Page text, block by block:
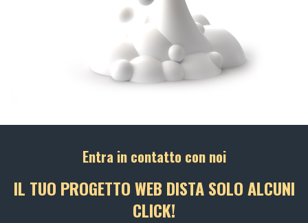
Entra in contatto con noi
IL TUO PROGETTO WEB DISTA SOLO ALCUNI
CLICK!